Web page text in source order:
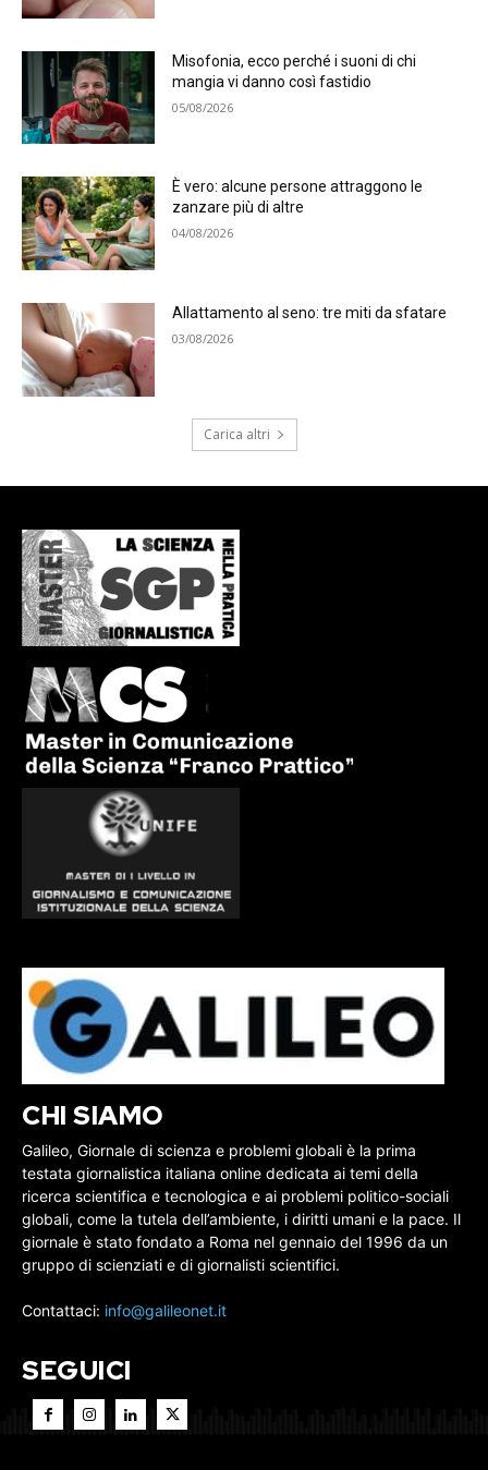
Misofonia, ecco perché i suoni di chi
mangia vi danno così fastidio
05/08/2026
È vero: alcune persone attraggono le
zanzare più di altre
04/08/2026
Allattamento al seno: tre miti da sfatare
03/08/2026
Carica altri
CHI SIAMO
Galileo, Giornale di scienza e problemi globali è la prima
testata giornalistica italiana online dedicata ai temi della
ricerca scientifica e tecnologica e ai problemi politico-sociali
globali, come la tutela dell’ambiente, i diritti umani e la pace. Il
giornale è stato fondato a Roma nel gennaio del 1996 da un
gruppo di scienziati e di giornalisti scientifici.
Contattaci: info@galileonet.it
SEGUICI